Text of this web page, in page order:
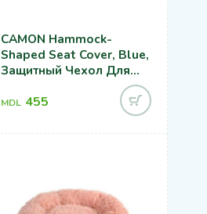
CAMON Hammock-
Shaped Seat Cover, Blue,
Защитный Чехол Для
Сиденья Автомобиля
130x135cm
MDL 455